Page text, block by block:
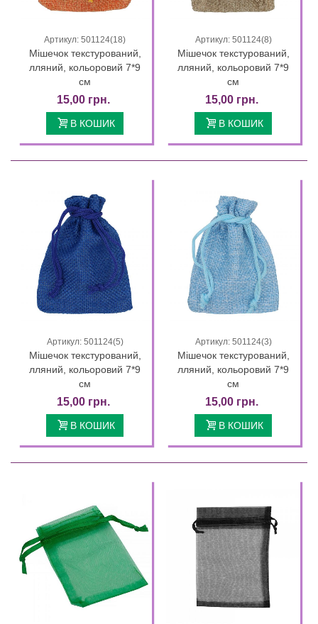
Артикул: 501124(18)
Мішечок текстурований,
лляний, кольоровий 7*9
см
15,00 грн.
В КОШИК
Артикул: 501124(8)
Мішечок текстурований,
лляний, кольоровий 7*9
см
15,00 грн.
В КОШИК
Артикул: 501124(5)
Мішечок текстурований,
лляний, кольоровий 7*9
см
15,00 грн.
В КОШИК
Артикул: 501124(3)
Мішечок текстурований,
лляний, кольоровий 7*9
см
15,00 грн.
В КОШИК